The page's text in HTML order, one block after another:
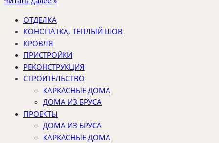
ОТДЕЛКА
КОНОПАТКА, ТЕПЛЫЙ ШОВ
КРОВЛЯ
ПРИСТРОЙКИ
РЕКОНСТРУКЦИЯ
СТРОИТЕЛЬСТВО
КАРКАСНЫЕ ДОМА
ДОМА ИЗ БРУСА
ПРОЕКТЫ
ДОМА ИЗ БРУСА
КАРКАСНЫЕ ДОМА